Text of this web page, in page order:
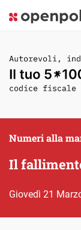
Il
Numeri alla
giovedì 21